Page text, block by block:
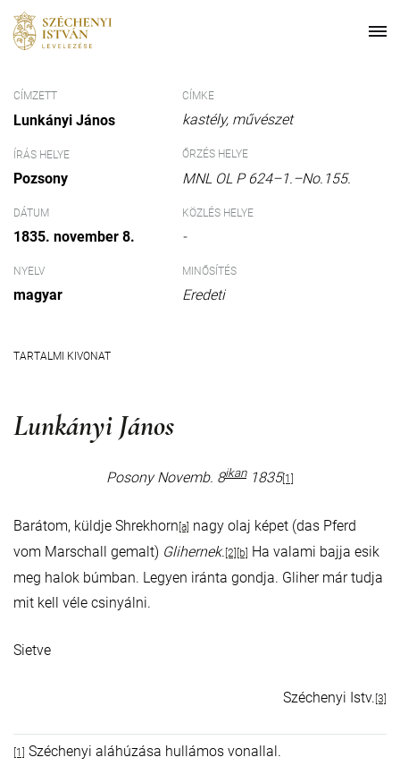
CÍMZETT
Lunkányi János
ÍRÁS HELYE
Pozsony
DÁTUM
1835. november 8.
NYELV
magyar
CÍMKE
kastély művészet
ŐRZÉS HELYE
MNL OL P 624–1.–No.155.
KÖZLÉS HELYE
-
MINŐSÍTÉS
Eredeti
TARTALMI KIVONAT
Lunkányi János
Posony Novemb. 8ikan1835[1]
Barátom, küldje Shrekhorn [a] nagy olaj képet (das Pferd
vom Marschall gemalt) Glihernek. [2] [b]
Ha valami bajja esik
meg halok búmban. Legyen iránta gondja. Gliher már tudja
mit kell véle csinyálni.
Sietve
Széchenyi Istv. [3]
[1] Széchenyi aláhúzása hullámos vonallal.